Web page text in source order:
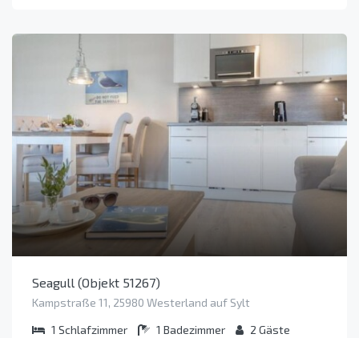
Seagull (Objekt 51267)
Kampstraße 11, 25980 Westerland auf Sylt
1 Schlafzimmer 1 Badezimmer 2 Gäste